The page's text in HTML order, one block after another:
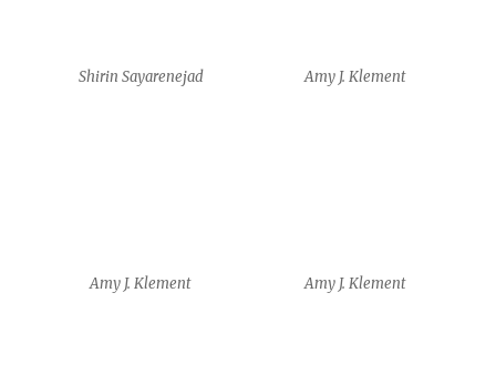
Amy J. Klement Yam Shalev
Yam Shalev Yam Shalev